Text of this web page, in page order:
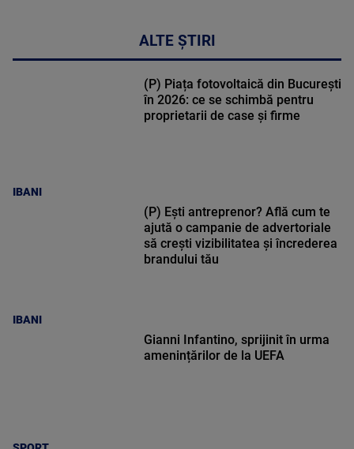
ALTE ȘTIRI
IBANI
(P) Piața fotovoltaică din București
în 2026: ce se schimbă pentru
proprietarii de case și firme
IBANI
(P) Ești antreprenor? Află cum te
ajută o campanie de advertoriale
să crești vizibilitatea și încrederea
brandului tău
Gianni Infantino, sprijinit în urma
amenințărilor de la UEFA